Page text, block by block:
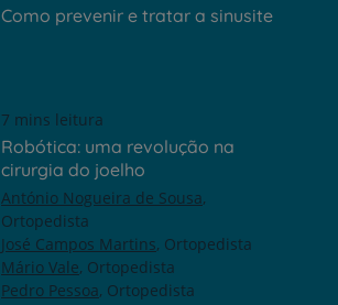
Como prevenir e tratar a sinusite
7 mins leitura
Robótica: uma revolução na
cirurgia do joelho
António Nogueira de Sousa
Ortopedista
José Campos Martins Ortopedista
Mário Vale Ortopedista
Pedro Pessoa Ortopedista